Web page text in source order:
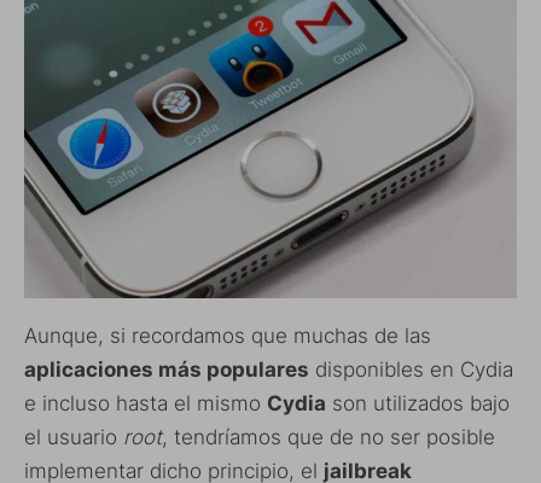
Aunque, si recordamos que muchas de las
aplicaciones más populares disponibles en Cydia
e incluso hasta el mismo Cydia son utilizados bajo
el usuario root, tendríamos que de no ser posible
implementar dicho principio, el jailbreak